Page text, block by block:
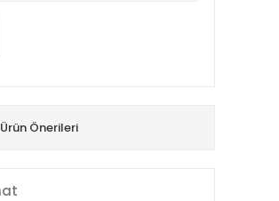
Ürün Önerileri